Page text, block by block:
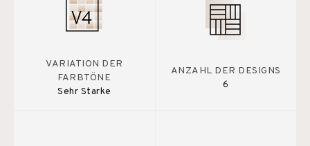
VARIATION DER
FARBTÖNE
Sehr Starke
ANZAHL DER DESIGNS
6